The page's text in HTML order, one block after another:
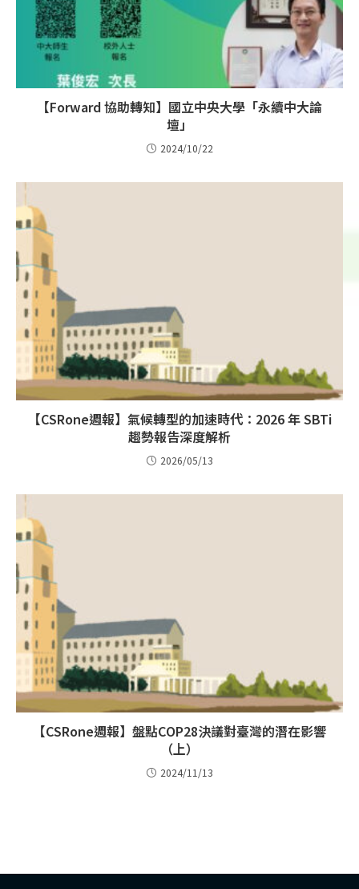
【Forward 協助轉知】國立中央大學「永續中大論
壇」
2024/10/22
【CSRone週報】氣候轉型的加速時代：2026 年 SBTi
趨勢報告深度解析
2026/05/13
【CSRone週報】盤點COP28決議對臺灣的潛在影響
（上）
2024/11/13